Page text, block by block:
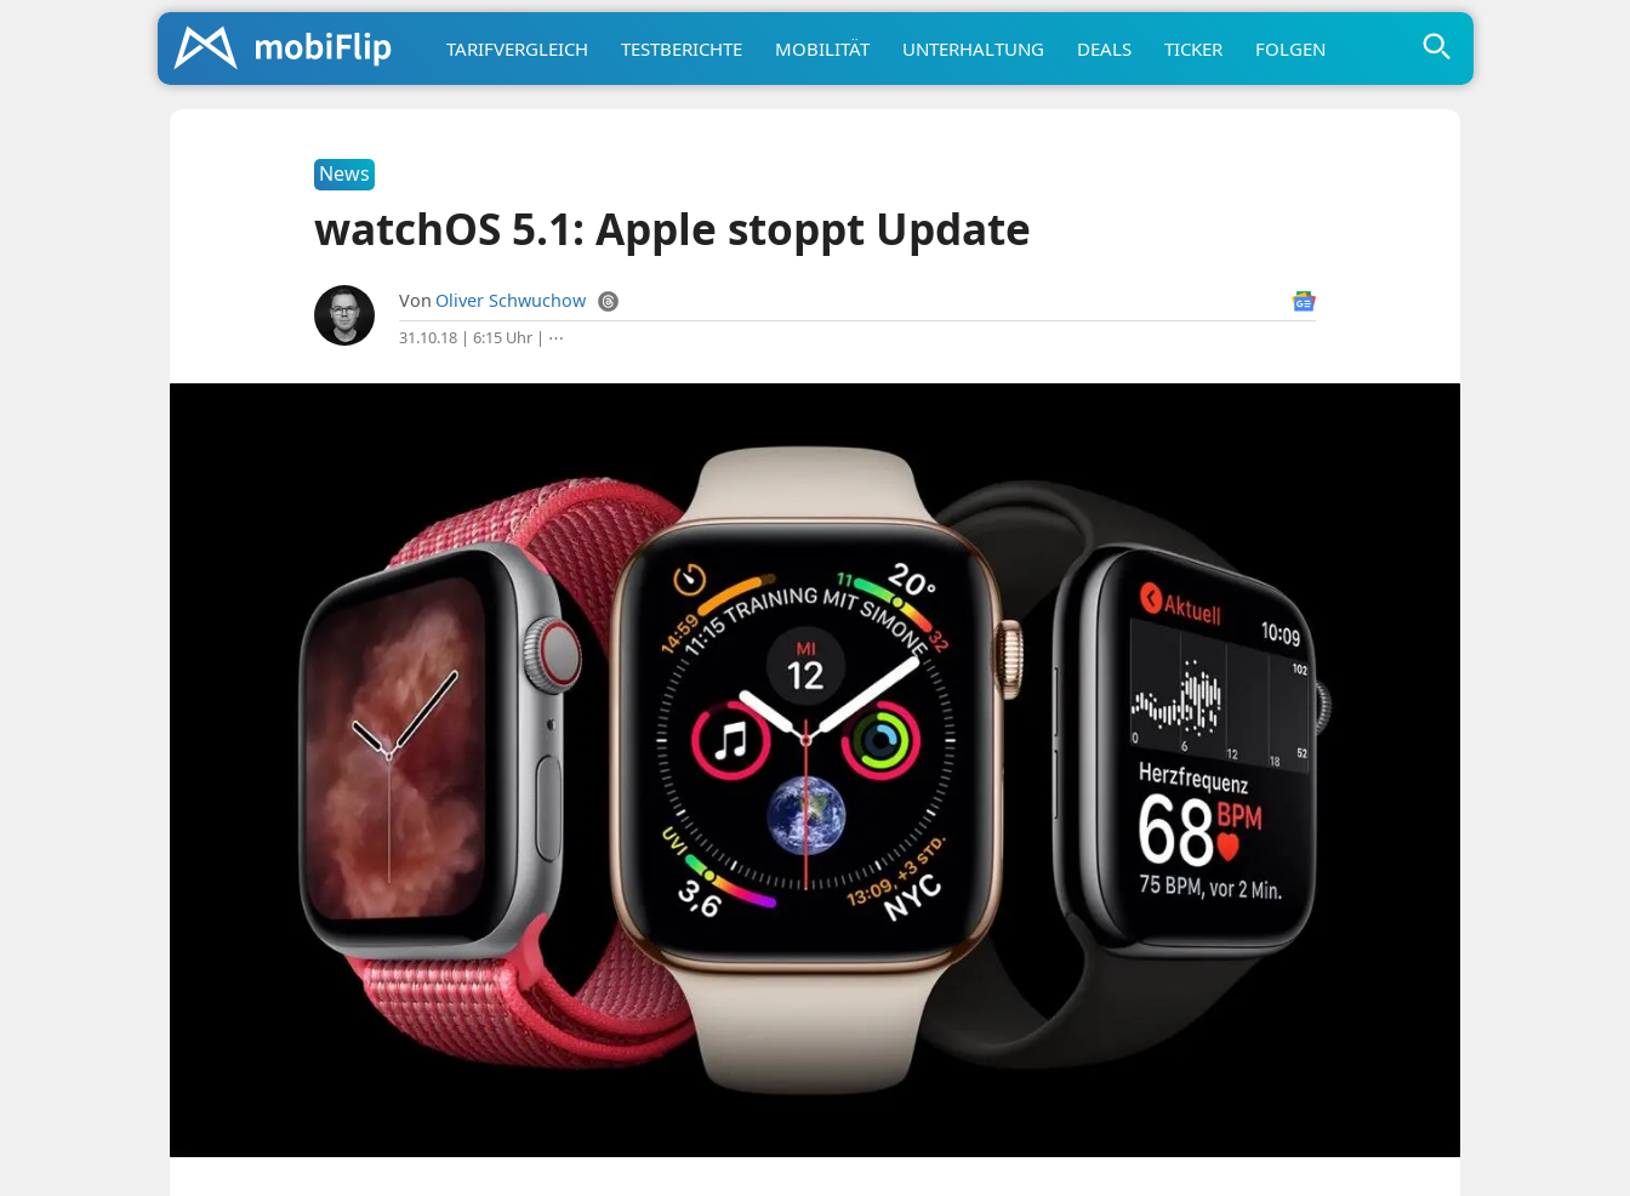
TARIFVERGLEICH TESTBERICHTE MOBILITÄT UNTERHALTUNG DEALS TICKER FOLGEN
News
watchOS 5.1: Apple stoppt Update
Von Oliver Schwuchow
31.10.18 | 6:15 Uhr| ⋯